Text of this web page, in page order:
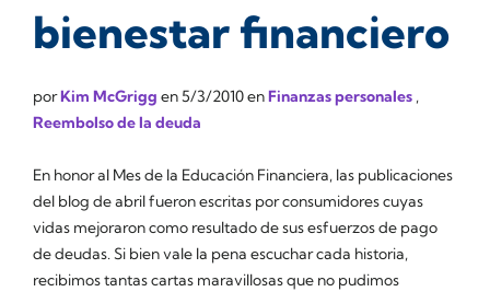
bienestar financiero
porKim McGrigg en5/3/2010enFinanzas personales ,
Reembolso de la deuda
En honor al Mes de la Educación Financiera, las publicaciones
del blog de abril fueron escritas por consumidores cuyas
vidas mejoraron como resultado de sus esfuerzos de pago
de deudas. Si bien vale la pena escuchar cada historia,
recibimos tantas cartas maravillosas que no pudimos